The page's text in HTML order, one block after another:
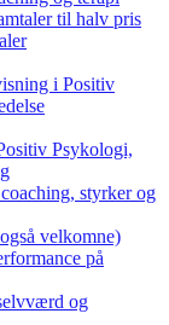
til halv pris
i Positiv
Psykologi,
styrker og
velkomne)
på
og